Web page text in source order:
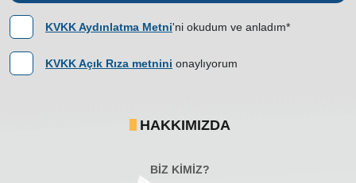
KVKK Aydınlatma Metni'ni okudum ve anladım*
KVKK Açık Rıza metnini onaylıyorum
HAKKIMIZDA
BİZ KİMİZ?